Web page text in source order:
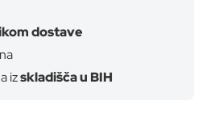
dostave
izskladišča u BIH